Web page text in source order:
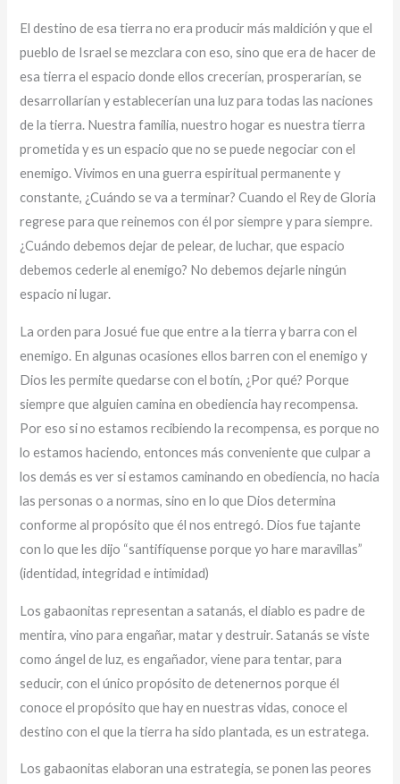
El destino de esa tierra no era producir más maldición y que el
pueblo de Israel se mezclara con eso, sino que era de hacer de
esa tierra el espacio donde ellos crecerían, prosperarían, se
desarrollarían y establecerían una luz para todas las naciones
de la tierra. Nuestra familia, nuestro hogar es nuestra tierra
prometida y es un espacio que no se puede negociar con el
enemigo. Vivimos en una guerra espiritual permanente y
constante, ¿Cuándo se va a terminar? Cuando el Rey de Gloria
regrese para que reinemos con él por siempre y para siempre.
¿Cuándo debemos dejar de pelear, de luchar, que espacio
debemos cederle al enemigo? No debemos dejarle ningún
espacio ni lugar.
La orden para Josué fue que entre a la tierra y barra con el
enemigo. En algunas ocasiones ellos barren con el enemigo y
Dios les permite quedarse con el botín, ¿Por qué? Porque
siempre que alguien camina en obediencia hay recompensa.
Por eso si no estamos recibiendo la recompensa, es porque no
lo estamos haciendo, entonces más conveniente que culpar a
los demás es ver si estamos caminando en obediencia, no hacia
las personas o a normas, sino en lo que Dios determina
conforme al propósito que él nos entregó. Dios fue tajante
con lo que les dijo “santifíquense porque yo hare maravillas”
(identidad, integridad e intimidad)
Los gabaonitas representan a satanás, el diablo es padre de
mentira, vino para engañar, matar y destruir. Satanás se viste
como ángel de luz, es engañador, viene para tentar, para
seducir, con el único propósito de detenernos porque él
conoce el propósito que hay en nuestras vidas, conoce el
destino con el que la tierra ha sido plantada, es un estratega.
Los gabaonitas elaboran una estrategia, se ponen las peores